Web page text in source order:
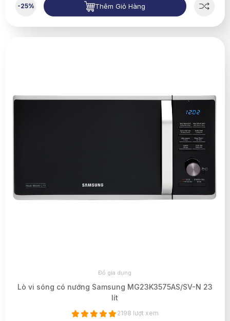
-25% Thêm Giỏ Hàng
Đồ gia dụng
Lò vi sóng có nướng Samsung MG23K3575AS/SV-N 23
lít
2198 lượt xem